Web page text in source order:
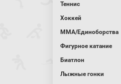
Теннис
Хоккей
MMA/Единоборства
Фигурное катание
Биатлон
Лыжные гонки